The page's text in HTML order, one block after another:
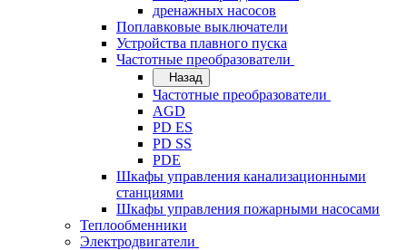
дренажных насосов
Поплавковые выключатели
Устройства плавного пуска
Частотные преобразователи
Назад
Частотные преобразователи
AGD
PD ES
PD SS
PDE
Шкафы управления канализационными
станциями
Шкафы управления пожарными насосами
Теплообменники
Электродвигатели